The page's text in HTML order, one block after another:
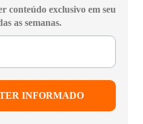
conteúdo exclusivo em seu
as semanas.